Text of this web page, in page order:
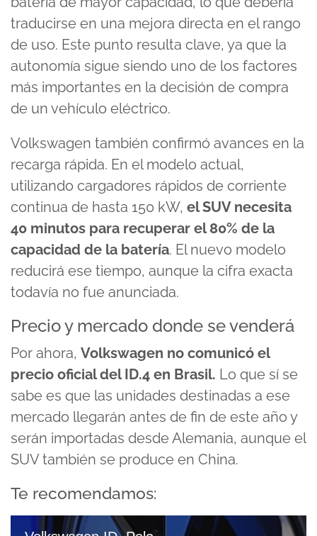
traducirse en una mejora directa en el rango
de uso. Este punto resulta clave, ya que la
autonomía sigue siendo uno de los factores
más importantes en la decisión de compra
de un vehículo eléctrico.
Volkswagen también confirmó avances en la
recarga rápida. En el modelo actual,
utilizando cargadores rápidos de corriente
continua de hasta 150 kW, el SUV necesita
40 minutos para recuperar el 80% de la
capacidad de la batería. El nuevo modelo
reducirá ese tiempo, aunque la cifra exacta
todavía no fue anunciada.
Precio y mercado donde se venderá
Por ahora, Volkswagen no comunicó el
precio oficial del ID.4 en Brasil. Lo que sí se
sabe es que las unidades destinadas a ese
mercado llegarán antes de fin de este año y
serán importadas desde Alemania, aunque el
SUV también se produce en China.
Te recomendamos: